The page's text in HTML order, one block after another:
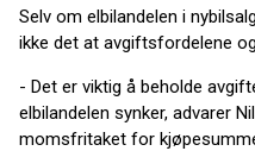
Selv om elbilandelen i
ikke det at avgiftsfordelene
- Det er viktig å beholde
elbilandelen synker, advarer
momsfritaket for